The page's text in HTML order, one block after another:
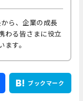
ら、企業の成長
わる皆さまに役立
す。
ブックマーク